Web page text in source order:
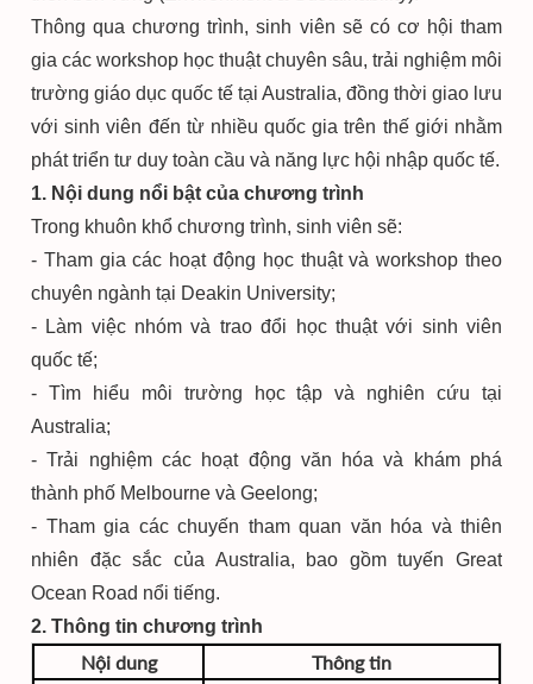
Thông qua chương trình, sinh viên sẽ có cơ hội tham
gia các workshop học thuật chuyên sâu, trải nghiệm môi
trường giáo dục quốc tế tại Australia, đồng thời giao lưu
với sinh viên đến từ nhiều quốc gia trên thế giới nhằm
phát triển tư duy toàn cầu và năng lực hội nhập quốc tế.
1. Nội dung nổi bật của chương trình
Trong khuôn khổ chương trình, sinh viên sẽ:
- Tham gia các hoạt động học thuật và workshop theo
chuyên ngành tại Deakin University;
- Làm việc nhóm và trao đổi học thuật với sinh viên
quốc tế;
- Tìm hiểu môi trường học tập và nghiên cứu tại
Australia;
- Trải nghiệm các hoạt động văn hóa và khám phá
thành phố Melbourne và Geelong;
- Tham gia các chuyến tham quan văn hóa và thiên
nhiên đặc sắc của Australia, bao gồm tuyến Great
Ocean Road nổi tiếng.
2. Thông tin chương trình
Nội dung Thông tin